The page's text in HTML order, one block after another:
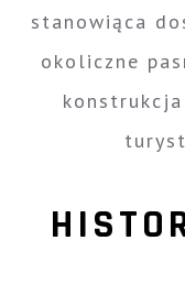
stanowiąca
okoliczne